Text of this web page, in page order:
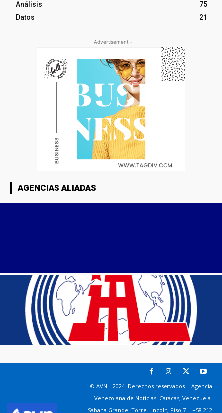
Análisis
75
Datos
21
- Advertisement -
AGENCIAS ALIADAS
© AVN – 2024. Derechos reservados | Agencia
Venezolana de Noticias. Caracas, Venezuela.
Sabana Grande. Torre Lincoln, Piso 7 | +58 212